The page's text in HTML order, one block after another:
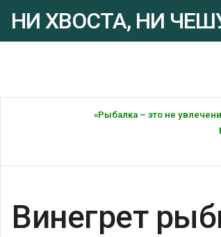
НИ ХВОСТА, НИ
«Рыбалка – это не
Винегрет